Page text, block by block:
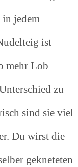
jedem
ist
mehr Lob
zu
sind sie viel
Du wirst die
gekneteten